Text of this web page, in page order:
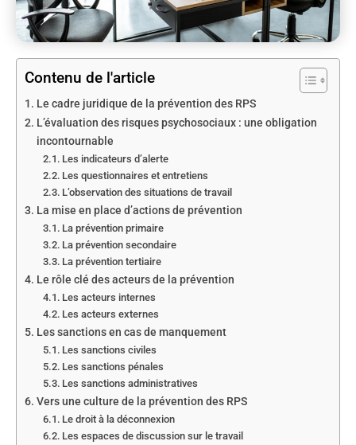
Contenu de l'article
Le cadre juridique de la prévention des RPS
L’évaluation des risques psychosociaux : une obligation
incontournable
Les indicateurs d’alerte
Les questionnaires et entretiens
L’observation des situations de travail
La mise en place d’actions de prévention
La prévention primaire
La prévention secondaire
La prévention tertiaire
Le rôle clé des acteurs de la prévention
Les acteurs internes
Les acteurs externes
Les sanctions en cas de manquement
Les sanctions civiles
Les sanctions pénales
Les sanctions administratives
Vers une culture de la prévention des RPS
Le droit à la déconnexion
Les espaces de discussion sur le travail